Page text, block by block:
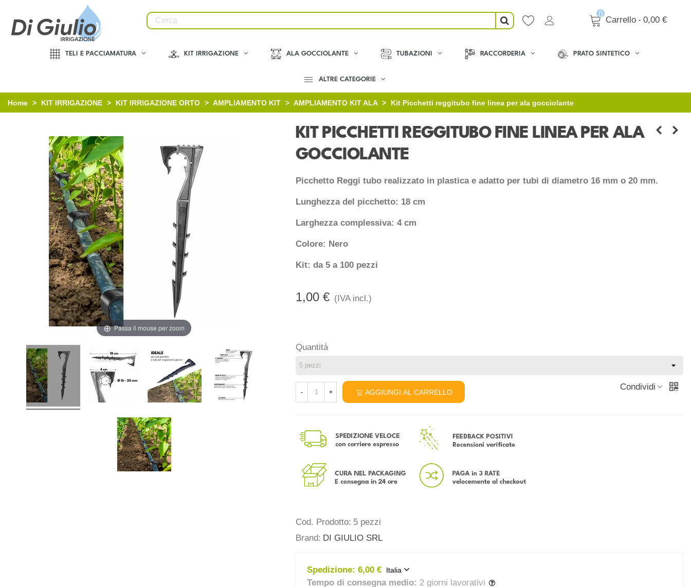
0
Carrello - 0,00 €
TELI E PACCIAMATURA KIT IRRIGAZIONE ALA GOCCIOLANTE TUBAZIONI RACCORDERIA PRATO SINTETICO
ALTRE CATEGORIE
Home > KIT IRRIGAZIONE > KIT IRRIGAZIONE ORTO > AMPLIAMENTO KIT > AMPLIAMENTO KIT ALA > Kit Picchetti reggitubo fine linea per ala gocciolante
Passa il mouse per zoom
KIT PICCHETTI REGGITUBO FINE LINEA PER ALA
GOCCIOLANTE
Picchetto Reggi tubo realizzato in plastica e adatto per tubi di diametro 16 mm o 20 mm.
Lunghezza del picchetto: 18 cm
Larghezza complessiva: 4 cm
Colore: Nero
Kit: da 5 a 100 pezzi
1,00 € (IVA incl.)
Quantità
- + AGGIUNGI AL CARRELLO
Condividi
Cod. Prodotto: 5 pezzi
Brand: DI GIULIO SRL
Spedizione: 6,00 € Italia
Tempo di consegna medio: 2 giorni lavorativi